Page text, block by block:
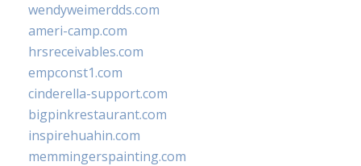
wendyweimerdds.com
ameri-camp.com
hrsreceivables.com
empconst1.com
cinderella-support.com
bigpinkrestaurant.com
inspirehuahin.com
memmingerspainting.com